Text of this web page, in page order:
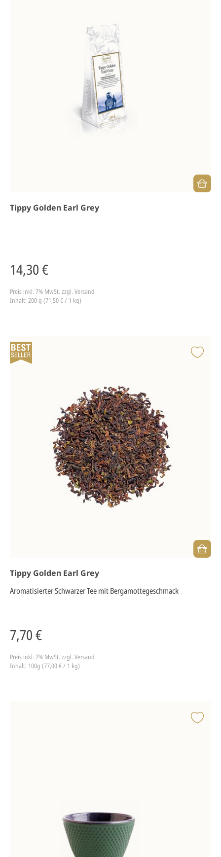
Tippy Golden Earl Grey
14,30 €
Preis inkl. 7% MwSt. zzgl. Versand
Inhalt: 200 g (71,50 € / 1 kg)
Tippy Golden Earl Grey
Aromatisierter Schwarzer Tee mit Bergamottegeschmack
7,70 €
Preis inkl. 7% MwSt. zzgl. Versand
Inhalt: 100g (77,00 € / 1 kg)